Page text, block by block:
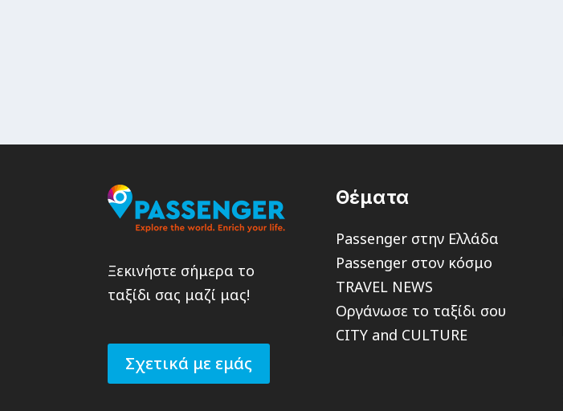
Ξεκινήστε σήμερα το
ταξίδι σας μαζί μας!
Σχετικά με εμάς
Θέματα
Passenger στην Ελλάδα
Passenger στον κόσμο
TRAVEL NEWS
Οργάνωσε το ταξίδι σου
CITY and CULTURE